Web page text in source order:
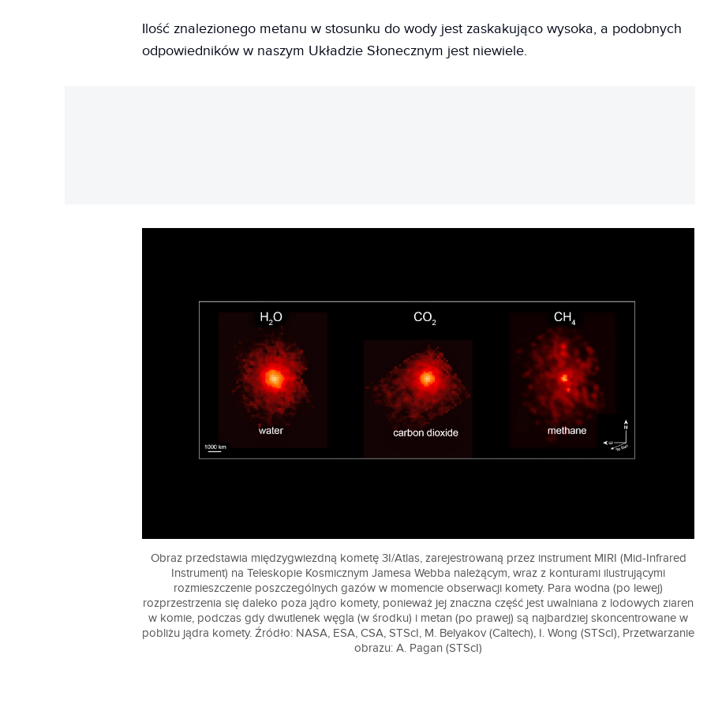
Ilość znalezionego metanu w stosunku do wody jest zaskakująco wysoka, a podobnych
odpowiedników w naszym Układzie Słonecznym jest niewiele.
Obraz przedstawia międzygwiezdną kometę 3I/Atlas, zarejestrowaną przez instrument MIRI (Mid-Infrared
Instrument) na Teleskopie Kosmicznym Jamesa Webba należącym, wraz z konturami ilustrującymi
rozmieszczenie poszczególnych gazów w momencie obserwacji komety. Para wodna (po lewej)
rozprzestrzenia się daleko poza jądro komety, ponieważ jej znaczna część jest uwalniana z lodowych ziaren
w komie, podczas gdy dwutlenek węgla (w środku) i metan (po prawej) są najbardziej skoncentrowane w
pobliżu jądra komety. Źródło: NASA, ESA, CSA, STScI, M. Belyakov (Caltech), I. Wong (STScI), Przetwarzanie
obrazu: A. Pagan (STScI)